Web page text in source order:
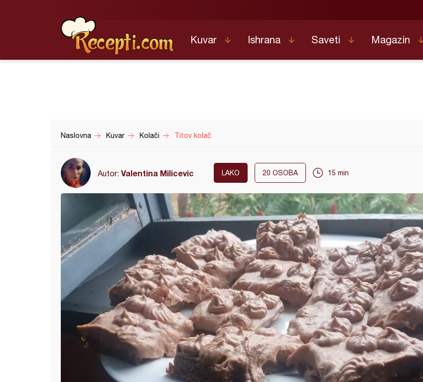
Kuvar Ishrana Saveti Magazin
Naslovna Kuvar Kolači Titov kolač
Autor: Valentina Milicevic LAKO 20 OSOBA 15 min